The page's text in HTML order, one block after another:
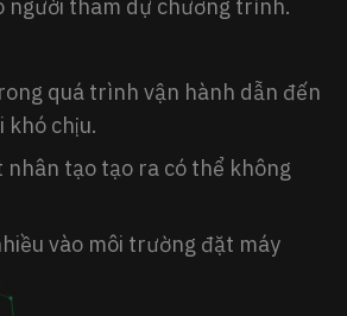
người tham dự chương trình.
quá trình vận hành dẫn đến
khó chịu.
nhân tạo tạo ra có thể không
vào môi trường đặt máy